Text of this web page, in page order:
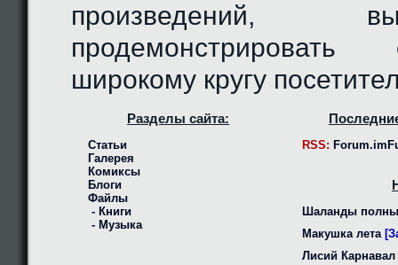
произведений,
широкому кругу
Разделы сайта:
Статьи
Галерея
Комиксы
Блоги
Файлы
- Книги
- Музыка
RSS:
Шаланды
Макушка лета
Лисий Карнавал